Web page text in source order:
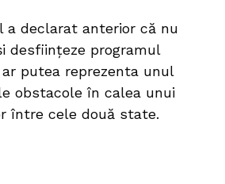
a declarat anterior că nu
desființeze programul
putea reprezenta unul
obstacole în calea unui
între cele două state.